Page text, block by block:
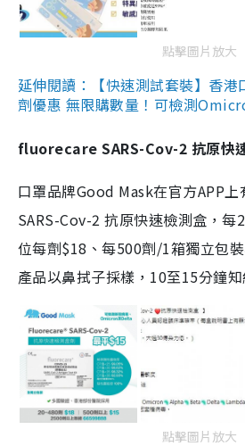
點擊圖片放大
延伸閱讀：【快速測試套裝】香
劑優惠 無限購數量！可檢測
fluorecare SARS-Cov-2 抗原快
口罩品牌Good Mask在官方APP
SARS-Cov-2 抗原快速檢測盒，每
位每劑$18、每500劑/1箱獨立包
產品以鼻拭子採樣，10至15分鐘知
點擊圖片放大